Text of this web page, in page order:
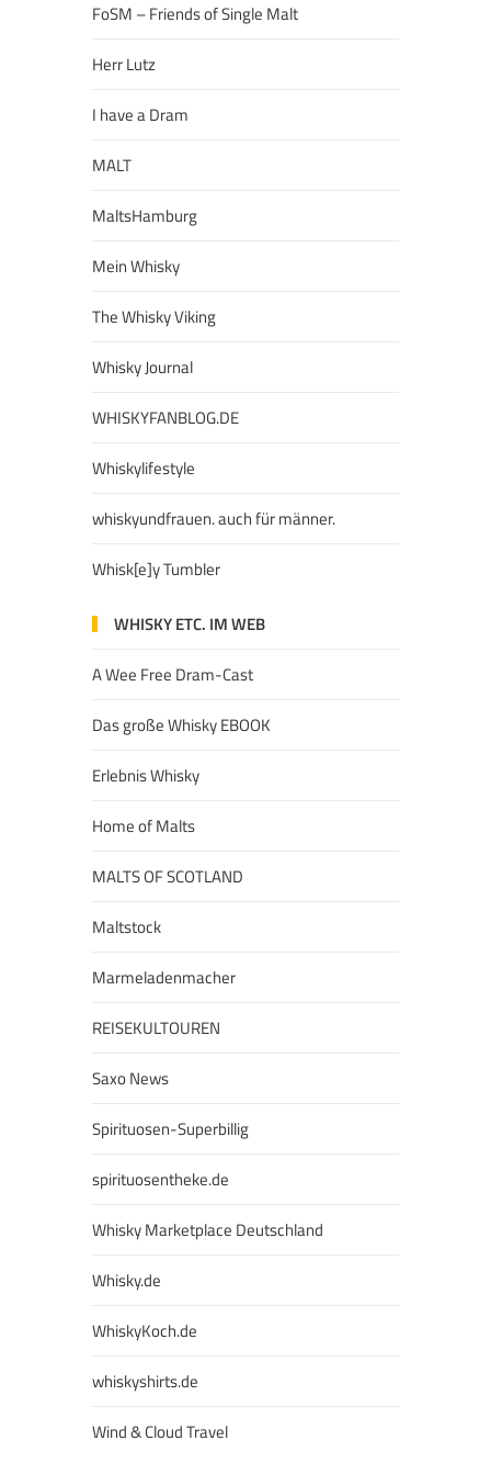
FoSM – Friends of Single Malt
Herr Lutz
I have a Dram
MALT
MaltsHamburg
Mein Whisky
The Whisky Viking
Whisky Journal
WHISKYFANBLOG.DE
Whiskylifestyle
whiskyundfrauen. auch für männer.
Whisk[e]y Tumbler
WHISKY ETC. IM WEB
A Wee Free Dram-Cast
Das große Whisky EBOOK
Erlebnis Whisky
Home of Malts
MALTS OF SCOTLAND
Maltstock
Marmeladenmacher
REISEKULTOUREN
Saxo News
Spirituosen-Superbillig
spirituosentheke.de
Whisky Marketplace Deutschland
Whisky.de
WhiskyKoch.de
whiskyshirts.de
Wind & Cloud Travel